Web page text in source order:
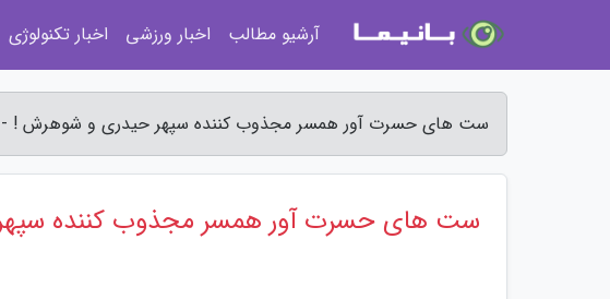
ست های حسرت آور همسر مجذوب کننده سپهر حیدری و شوهرش ! -
ست های حسرت آور همسر مجذوب کننده
آرشیو مطالب اخبار ورزشی اخبار تکنولوژی